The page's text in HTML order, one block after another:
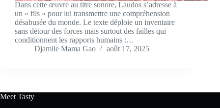
Dans cette œuvre au titre sonore, Laudos s’adresse à
un « fils » pour lui transmettre une compréhension
désabusée du monde. Le texte déploie un inventaire
sans détour des forces mais surtout des failles qui
conditionnent les rapports humains :…
Djamile Mama Gao
août 17, 2025
Meet Tasty